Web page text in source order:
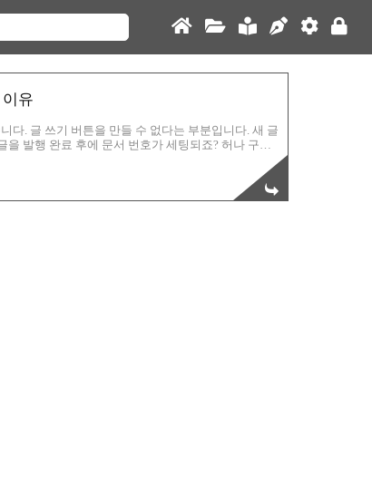
유
다. 글 쓰기 버튼을 만들 수 없다는 부분입니다. 새 글
발행 완료 후에 문서 번호가 세팅되죠? 허나 구글
다. URL 주소를 보시면 맨 뒤에 꽤 자릿수가 많은 숫
간 상자로 가린 부분은 자신의 개인 고유 인식 번호
이런 상황입니다. https://www.blogge..